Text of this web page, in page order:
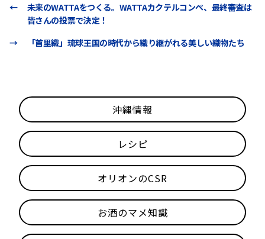
←
未来のWATTAをつくる。WATTAカクテルコンペ、最終審査は
皆さんの投票で決定！
→
「首里織」琉球王国の時代から織り継がれる美しい織物たち
沖縄情報
レシピ
オリオンのCSR
お酒のマメ知識